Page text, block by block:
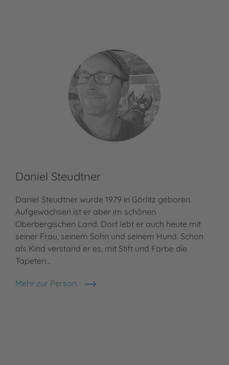
Daniel Steudtner
Daniel Steudtner wurde 1979 in Görlitz geboren.
Aufgewachsen ist er aber im schönen
Oberbergischen Land. Dort lebt er auch heute mit
seiner Frau, seinem Sohn und seinem Hund. Schon
als Kind verstand er es, mit Stift und Farbe die
Tapeten…
Mehr zur Person
Daniel Steudtner